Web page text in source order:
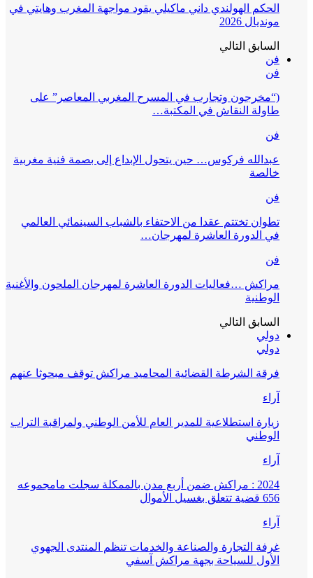
الحكم الهولندي داني ماكيلي يقود مواجهة المغرب وهايتي في
مونديال 2026
السابق التالي
فن
فن
(“مخرجون وتجارب في المسرح المغربي المعاصر” على
طاولة النقاش في المكتبة…
فن
عبدالله فركوس… حين يتحول الإبداع إلى بصمة فنية مغربية
خالصة
فن
تطوان تختتم عقدا من الاحتفاء بالشباب السينمائي العالمي
في الدورة العاشرة لمهرجان…
فن
مراكش …فعاليات الدورة العاشرة لمهرجان الملحون والأغنية
الوطنية
السابق التالي
دولي
دولي
فرقة الشرطة القضائية المحاميد مراكش توقف مبحوثا عنهم
آراء
زيارة استطلاعية للمدير العام للأمن الوطني ولمراقبة التراب
الوطني
آراء
2024 : مراكش ضمن أربع مدن بالممكلة سجلت مامجموعه
656 قضية تتعلق بغسيل الأموال
آراء
غرفة التجارة والصناعة والخدمات تنظم المنتدى الجهوي
الأول للسياحة بجهة مراكش آسفي